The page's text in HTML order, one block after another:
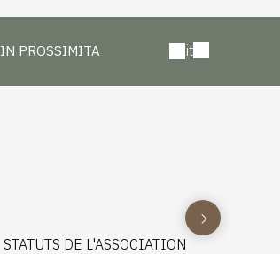
IN PROSSIMITA it
STATUTS DE L'ASSOCIATION